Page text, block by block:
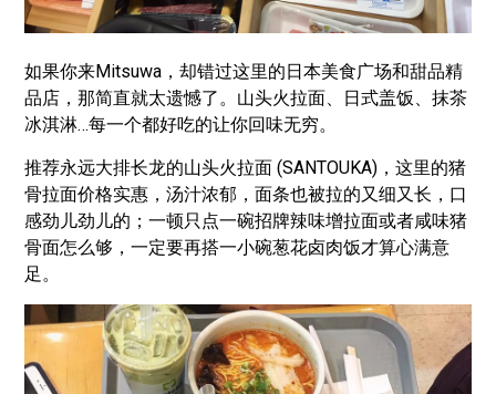
如果你来Mitsuwa，却错过这里的日本美食广场和甜品精
品店，那简直就太遗憾了。山头火拉面、日式盖饭、抹茶
冰淇淋…每一个都好吃的让你回味无穷。
推荐永远大排长龙的山头火拉面 (SANTOUKA)，这里的猪
骨拉面价格实惠，汤汁浓郁，面条也被拉的又细又长，口
感劲儿劲儿的；一顿只点一碗招牌辣味增拉面或者咸味猪
骨面怎么够，一定要再搭一小碗葱花卤肉饭才算心满意
足。